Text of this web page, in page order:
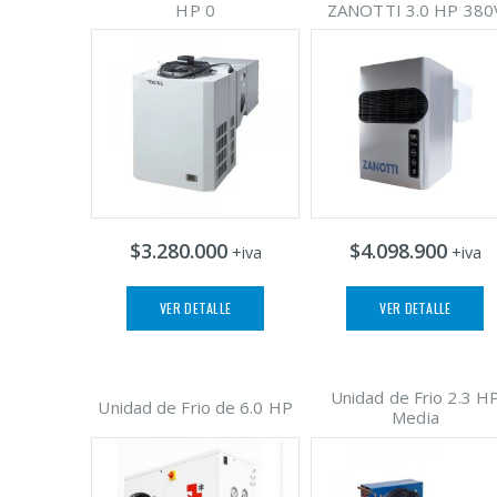
HP 0
$3.280.000+iva
VER DETALLE
ZANOTTI 3.0 HP
$4.098.900+iva
VER DETALLE
Unidad de Frio de 6.0 HP
Unidad de Frio 2.3
Media